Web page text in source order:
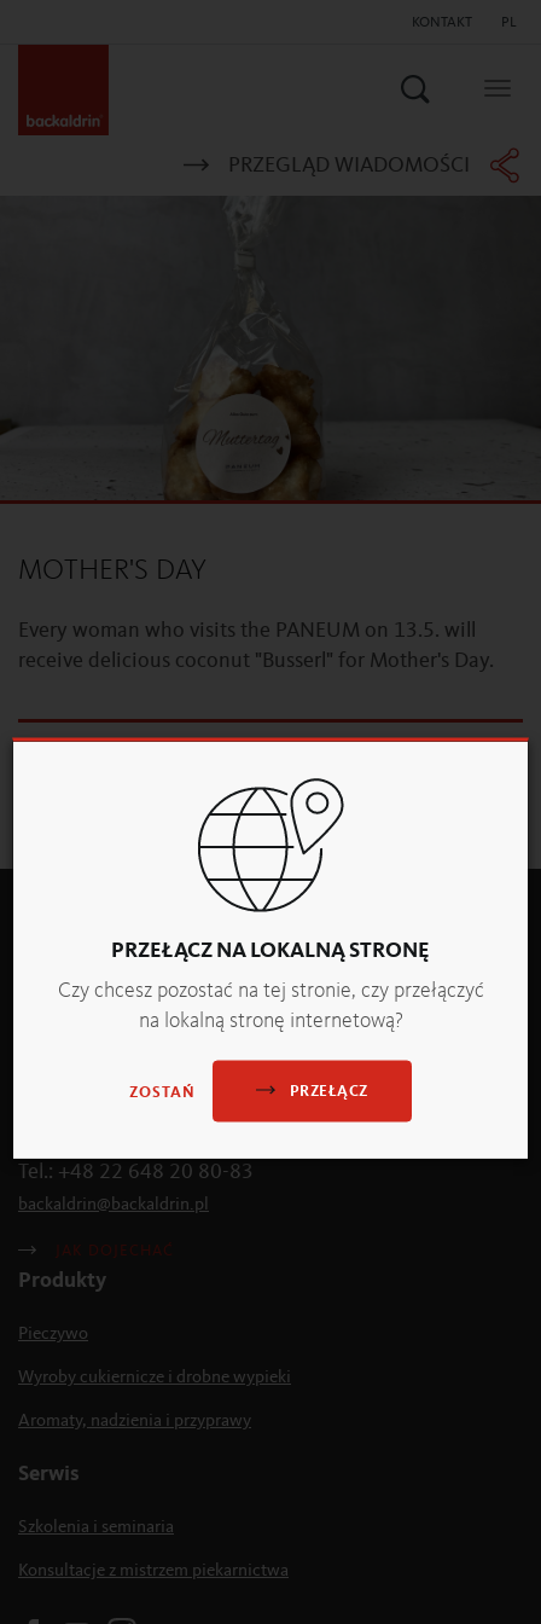
PRZEŁĄCZ NA LOKALNĄ STRONĘ
Czy chcesz pozostać na tej stronie, czy przełączyć
na lokalną stronę internetową?
ZOSTAŃ PRZEŁĄCZ
KONTAKT PL
PRZEGLĄD WIADOMOŚCI
MOTHER'S DAY
Every woman who visits the PANEUM on 13.5. will
receive delicious coconut "Busserl" for Mother's Day.
Tel.: +48 22 648 20 80-83
backaldrin@ backaldrin. pl
JAK DOJECHAĆ
Produkty
Pieczywo
Wyroby cukiernicze i drobne wypieki
Aromaty, nadzienia i przyprawy
Serwis
Szkolenia i seminaria
Konsultacje z mistrzem piekarnictwa